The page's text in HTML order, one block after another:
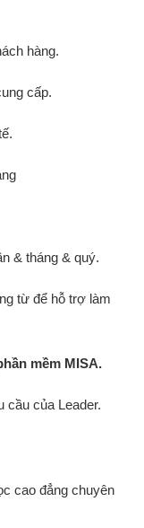
hàng.
cấp.
& tháng & quý.
từ để hỗ trợ làm
mềm MISA.
cầu của Leader.
cao đẳng chuyên